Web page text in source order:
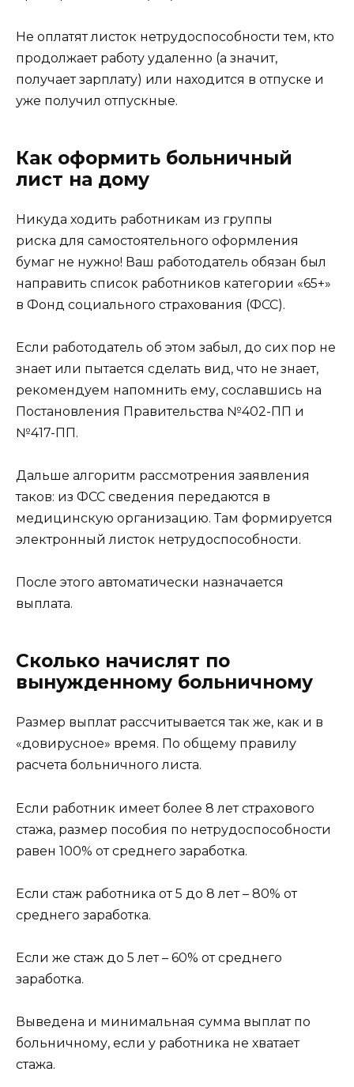
Не оплатят листок нетрудоспособности тем, кто
продолжает работу удаленно (а значит,
получает зарплату) или находится в отпуске и
уже получил отпускные.
Как оформить больничный
лист на дому
Никуда ходить работникам из группы
риска для самостоятельного оформления
бумаг не нужно! Ваш работодатель обязан был
направить список работников категории «65+»
в Фонд социального страхования (ФСС).
Если работодатель об этом забыл, до сих пор не
знает или пытается сделать вид, что не знает,
рекомендуем напомнить ему, сославшись на
Постановления Правительства №402-ПП и
№417-ПП.
Дальше алгоритм рассмотрения заявления
таков: из ФСС сведения передаются в
медицинскую организацию. Там формируется
электронный листок нетрудоспособности.
После этого автоматически назначается
выплата.
Сколько начислят по
вынужденному больничному
Размер выплат рассчитывается так же, как и в
«довирусное» время. По общему правилу
расчета больничного листа.
Если работник имеет более 8 лет страхового
стажа, размер пособия по нетрудоспособности
равен 100% от среднего заработка.
Если стаж работника от 5 до 8 лет – 80% от
среднего заработка.
Если же стаж до 5 лет – 60% от среднего
заработка.
Выведена и минимальная сумма выплат по
больничному, если у работника не хватает
стажа.